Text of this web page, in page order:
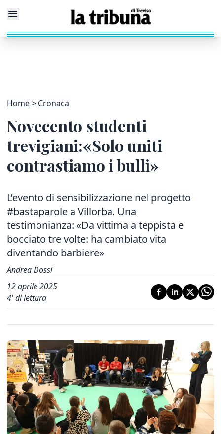
Home Cronaca
Novecento studenti
trevigiani:«Solo uniti
contrastiamo i bulli»
L’evento di sensibilizzazione nel progetto
#bastaparole a Villorba. Una
testimonianza: «Da vittima a teppista e
bocciato tre volte: ha cambiato vita
diventando barbiere»
Andrea Dossi
12 aprile 2025
4' di lettura